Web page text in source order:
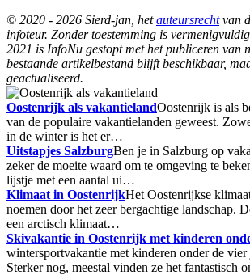
© 2020 - 2026 Sierd-jan, hetauteursrechtvan
infoteur. Zonder toestemming is
2021 is InfoNu gestopt met het publiceren van
bestaande artikelbestand blijft beschikbaar,
geactualiseerd.
Oostenrijk als vakantielandOostenrijk is als
van de populaire vakantielanden geweest.
in de winter is het er…
Uitstapjes SalzburgBen je in Salzburg op
zeker de moeite waard om te omgeving te
lijstje met een aantal ui…
Klimaat in OostenrijkHet Oostenrijkse
noemen door het zeer bergachtige landschap.
een arctisch klimaat…
Skivakantie in Oostenrijk met kinderen
wintersportvakantie met kinderen onder de vier
Sterker nog, meestal vinden ze het fantastisch